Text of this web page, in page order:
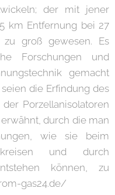
der mit jener
km Entfernung bei 27
groß gewesen. Es
Forschungen und
gemacht
die Erfindung des
Porzellanisolatoren
durch die man
wie sie beim
und durch
können, zu
gas24.de/